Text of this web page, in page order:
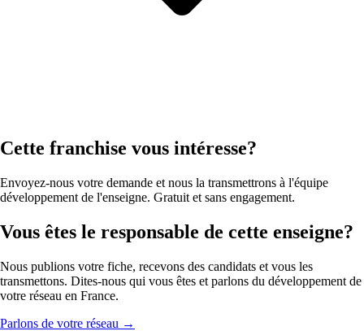
Cette franchise vous intéresse?
Envoyez-nous votre demande et nous la transmettrons à l'équipe
développement de l'enseigne. Gratuit et sans engagement.
Vous êtes le responsable de cette enseigne?
Nous publions votre fiche, recevons des candidats et vous les
transmettons. Dites-nous qui vous êtes et parlons du développement de
votre réseau en France.
Parlons de votre réseau →